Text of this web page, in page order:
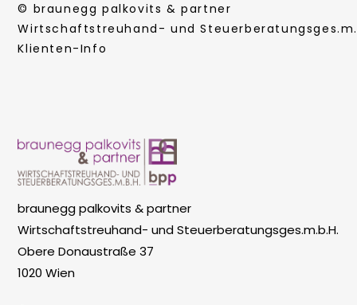
© braunegg palkovits & partner
Wirtschaftstreuhand- und
Klienten-Info
braunegg palkovits & partner
Wirtschaftstreuhand- und Steuerberatungsges.m.b.H.
Obere Donaustraße 37
1020 Wien